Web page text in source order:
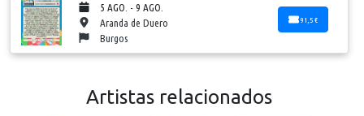
5 AGO. - 9 AGO.
Aranda de Duero
Burgos
91,5 €
Artistas relacionados